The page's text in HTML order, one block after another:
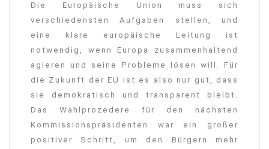
Die Europäische Union muss sich
verschiedensten Aufgaben stellen, und
eine klare europäische Leitung ist
notwendig, wenn Europa zusammenhaltend
agieren und seine Probleme lösen will. Für
die Zukunft der EU ist es also nur gut, dass
sie demokratisch und transparent bleibt.
Das Wahlprozedere für den nächsten
Kommissionspräsidenten war ein großer
positiver Schritt, um den Bürgern mehr